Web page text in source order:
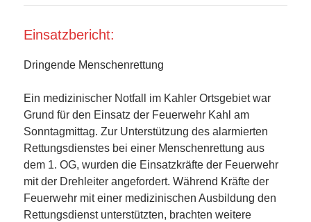
Einsatzbericht:
Dringende Menschenrettung
Ein medizinischer Notfall im Kahler Ortsgebiet war
Grund für den Einsatz der Feuerwehr Kahl am
Sonntagmittag. Zur Unterstützung des alarmierten
Rettungsdienstes bei einer Menschenrettung aus
dem 1. OG, wurden die Einsatzkräfte der Feuerwehr
mit der Drehleiter angefordert. Während Kräfte der
Feuerwehr mit einer medizinischen Ausbildung den
Rettungsdienst unterstützten, brachten weitere